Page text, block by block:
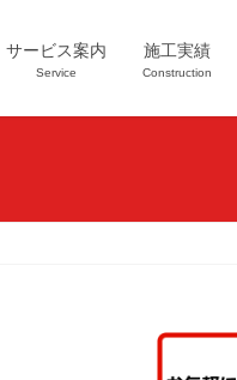
サービス案内
Service
施工実績
Construction